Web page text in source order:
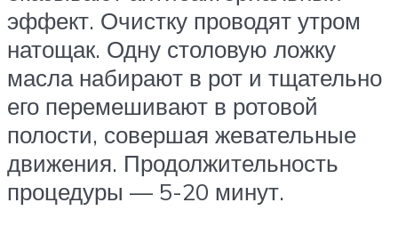
эффект. Очистку проводят утром
натощак. Одну столовую ложку
масла набирают в рот и тщательно
его перемешивают в ротовой
полости, совершая жевательные
движения. Продолжительность
процедуры — 5-20 минут.